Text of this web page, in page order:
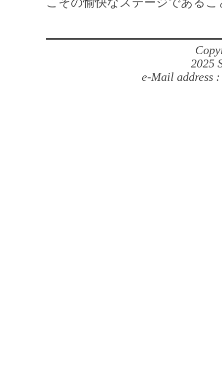
2025
e-Mail address